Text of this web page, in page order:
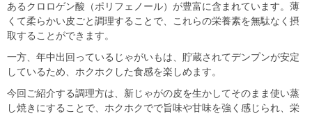
あるクロロゲン酸（ポリフェノール）が豊富に含まれています。薄
くて柔らかい皮ごと調理することで、これらの栄養素を無駄なく摂
取することができます。
一方、年中出回っているじゃがいもは、貯蔵されてデンプンが安定
しているため、ホクホクした食感を楽しめます。
今回ご紹介する調理方は、新じゃがの皮を生かしてそのまま使い蒸
し焼きにすることで、ホクホクでで旨味や甘味を強く感じられ、栄